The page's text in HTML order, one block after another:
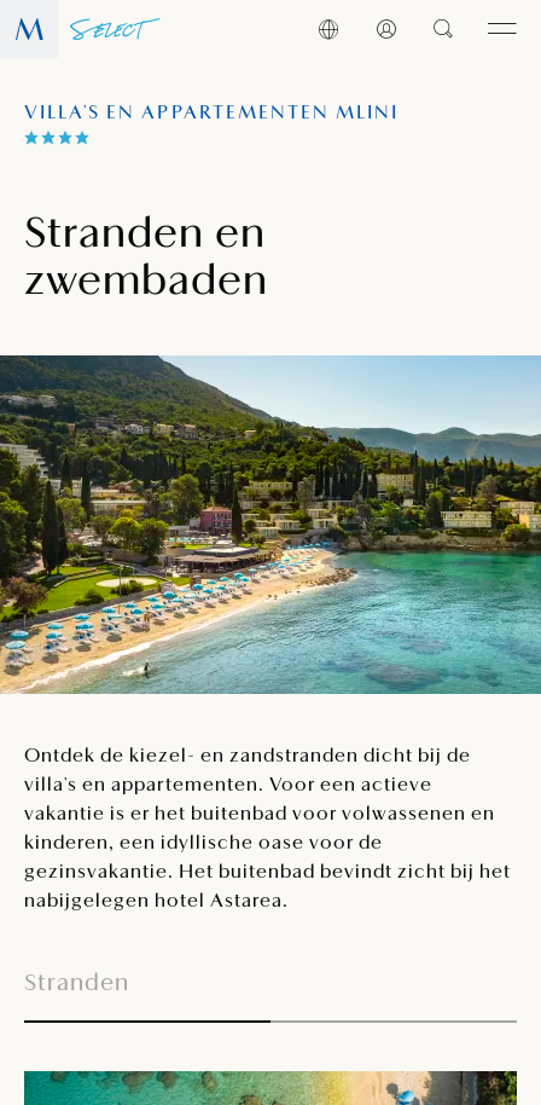
VILLA'S EN APPARTEMENTEN MLINI
Stranden en
zwembaden
Ontdek de kiezel- en zandstranden dicht bij de
villa's en appartementen. Voor een actieve
vakantie is er het buitenbad voor volwassenen en
kinderen, een idyllische oase voor de
gezinsvakantie. Het buitenbad bevindt zicht bij het
nabijgelegen hotel Astarea.
Stranden